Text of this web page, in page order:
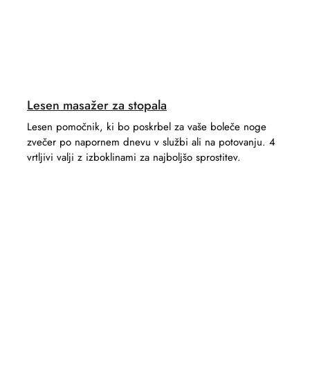
Lesen masažer za stopala
Lesen pomočnik, ki bo poskrbel za vaše boleče noge
zvečer po napornem dnevu v službi ali na potovanju. 4
vrtljivi valji z izboklinami za najboljšo sprostitev.